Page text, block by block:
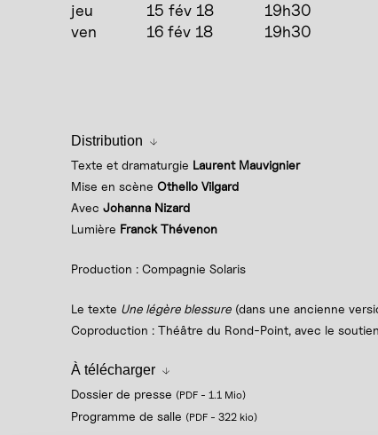
jeu
15 fév 18
19h30
ven
16 fév 18 19h30
Distribution
Texte et dramaturgie Laurent Mauvignier
Mise en scène Othello Vilgard
Avec Johanna Nizard
Lumière Franck Thévenon
Production : Compagnie Solaris
Le texte Une légère blessure (dans une ancienne
Coproduction : Théâtre du Rond-Point, avec le
À télécharger
Dossier de presse (PDF - 1.1 Mio)
Programme de salle (PDF - 322 kio)